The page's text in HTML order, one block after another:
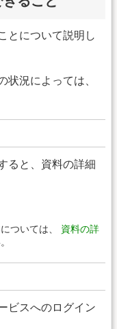
とについて説明し
状況によっては、
ると、資料の詳細
ついては、 資料の詳
ビスへのログイン